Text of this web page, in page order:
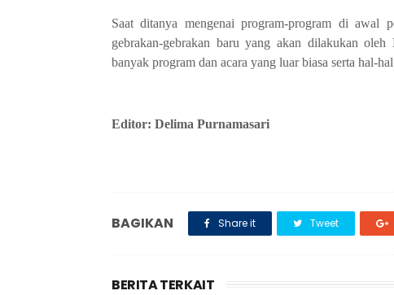
Saat ditanya mengenai program-program di awal
gebrakan-gebrakan baru yang akan dilakukan oleh
banyak program dan acara yang luar biasa serta hal-
Editor: Delima Purnamasari
BAGIKAN Share it Tweet
BERITA TERKAIT